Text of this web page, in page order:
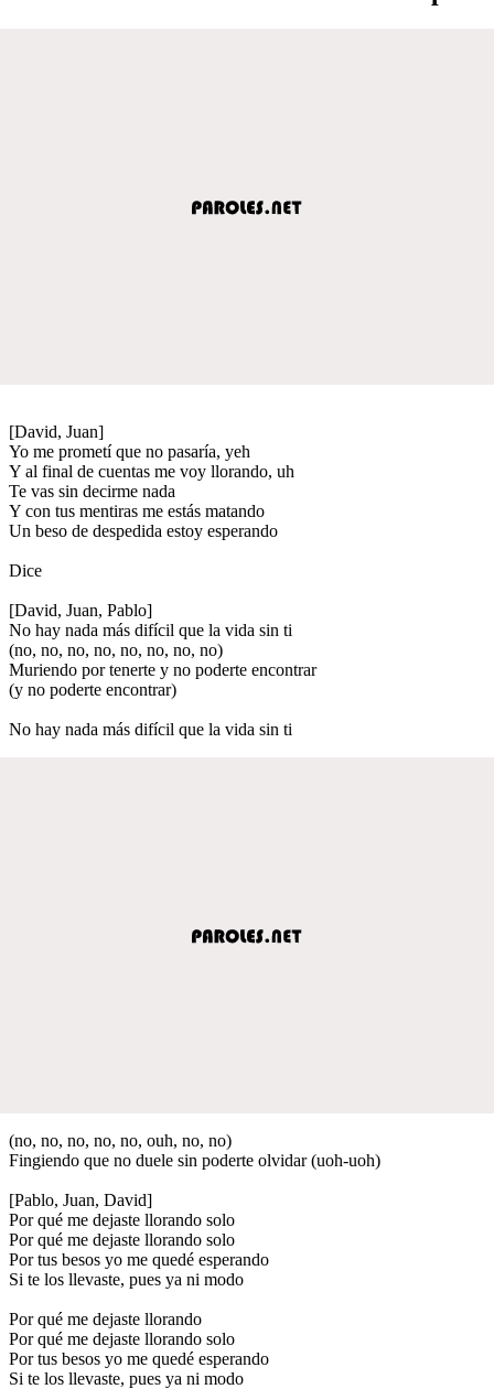
[David, Juan]
Yo me prometí que no pasaría, yeh
Y al final de cuentas me voy llorando, uh
Te vas sin decirme nada
Y con tus mentiras me estás matando
Un beso de despedida estoy esperando
Dice
[David, Juan, Pablo]
No hay nada más difícil que la vida sin ti
(no, no, no, no, no, no, no, no)
Muriendo por tenerte y no poderte encontrar
(y no poderte encontrar)
No hay nada más difícil que la vida sin ti
(no, no, no, no, no, ouh, no, no)
Fingiendo que no duele sin poderte olvidar (uoh-uoh)
[Pablo, Juan, David]
Por qué me dejaste llorando solo
Por qué me dejaste llorando solo
Por tus besos yo me quedé esperando
Si te los llevaste, pues ya ni modo
Por qué me dejaste llorando
Por qué me dejaste llorando solo
Por tus besos yo me quedé esperando
Si te los llevaste, pues ya ni modo